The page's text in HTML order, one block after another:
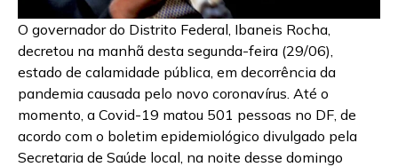
O governador do Distrito Federal, Ibaneis Rocha,
decretou na manhã desta segunda-feira (29/06),
estado de calamidade pública, em decorrência da
pandemia causada pelo novo coronavírus. Até o
momento, a Covid-19 matou 501 pessoas no DF, de
acordo com o boletim epidemiológico divulgado pela
Secretaria de Saúde local, na noite desse domingo